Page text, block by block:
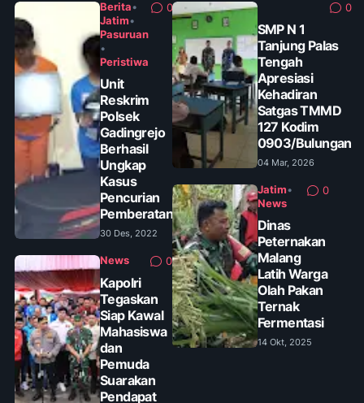
Berita•
Jatim•
Pasuruan
•
Peristiwa
0
Unit
Reskrim
Polsek
Gadingrejo
Berhasil
Ungkap
Kasus
Pencurian
Pemberatan
30 Des, 2022
News 0
Kapolri
Tegaskan
Siap Kawal
Mahasiswa
dan
Pemuda
Suarakan
Pendapat
0
SMP N 1
Tanjung Palas
Tengah
Apresiasi
Kehadiran
Satgas TMMD
127 Kodim
0903/Bulungan
04 Mar, 2026
Jatim•
News
0
Dinas
Peternakan
Malang
Latih Warga
Olah Pakan
Ternak
Fermentasi
14 Okt, 2025